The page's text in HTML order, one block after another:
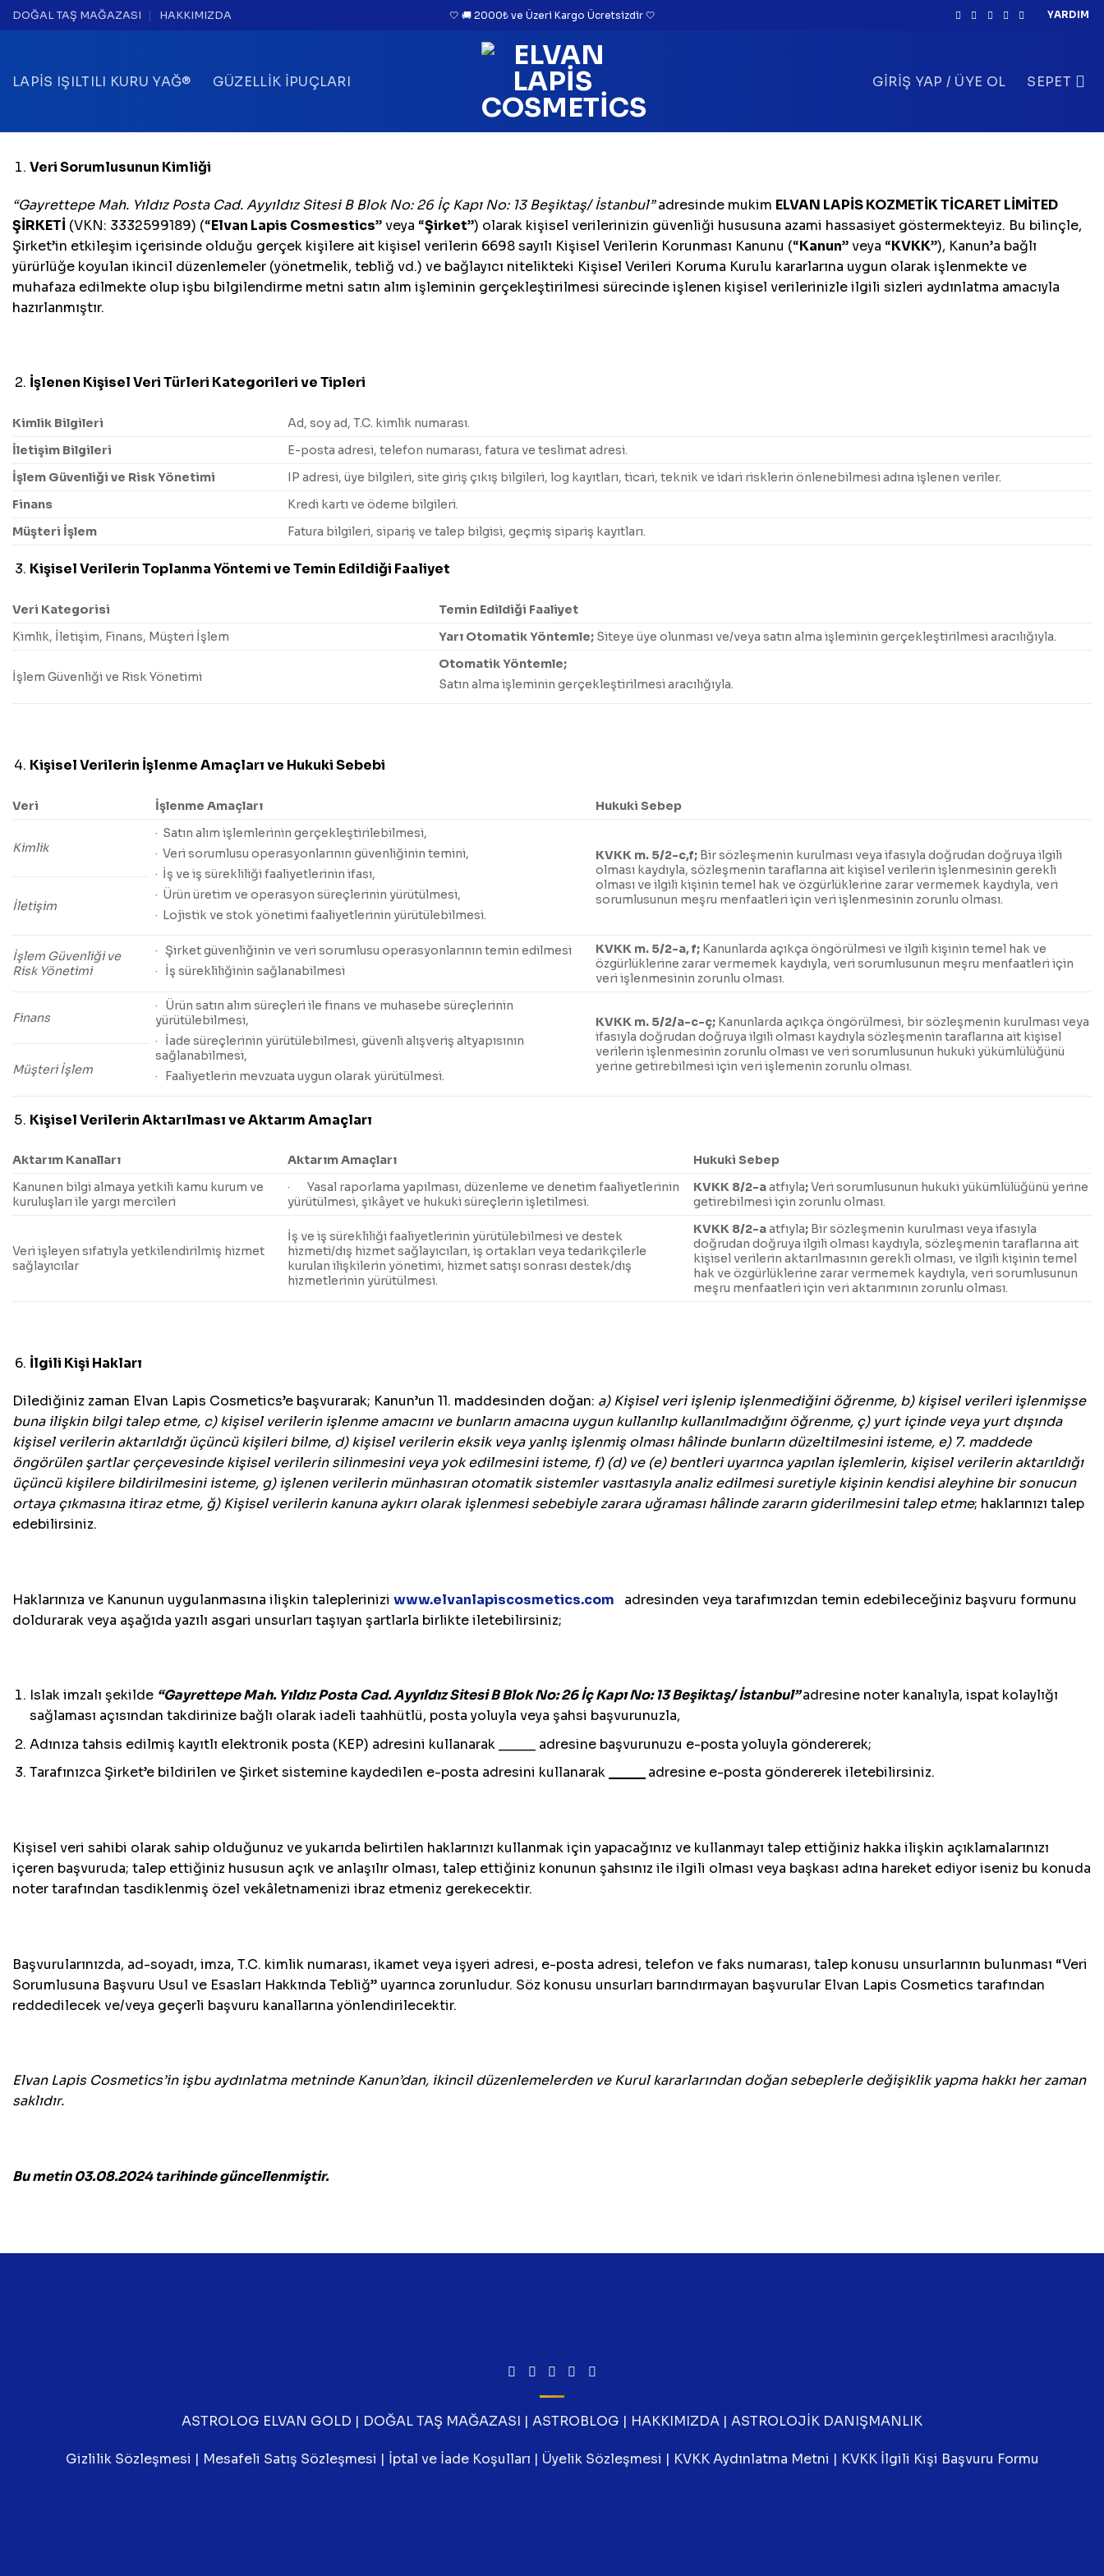
İçeriğe
atla
DOĞAL TAŞ MAĞAZASI HAKKIMIZDA 🤍 🚚 2000₺ ve Üzeri Kargo Ücretsizdir 🤍 YARDIM
LAPIS IŞILTILI KURU YAĞ® GÜZELLIK İPUÇLARI GIRIŞ YAP / ÜYE OL SEPET
Veri Sorumlusunun Kimliği
“Gayrettepe Mah. Yıldız Posta Cad. Ayyıldız Sitesi B Blok No: 26 İç Kapı No: 13 Beşiktaş/ İstanbul”adresinde mukim ELVAN LAPİS KOZMETİK TİCARET LİMİTED
ŞİRKETİ (VKN: 3332599189) (“Elvan Lapis Cosmestics” veya “Şirket”) olarak kişisel verilerinizin güvenliği hususuna azami hassasiyet göstermekteyiz. Bu bilinçle,
Şirket’in etkileşim içerisinde olduğu gerçek kişilere ait kişisel verilerin 6698 sayılı Kişisel Verilerin Korunması Kanunu (“Kanun” veya “KVKK”), Kanun’a bağlı
yürürlüğe koyulan ikincil düzenlemeler (yönetmelik, tebliğ vd.) ve bağlayıcı nitelikteki Kişisel Verileri Koruma Kurulu kararlarına uygun olarak işlenmekte ve
muhafaza edilmekte olup işbu bilgilendirme metni satın alım işleminin gerçekleştirilmesi sürecinde işlenen kişisel verilerinizle ilgili sizleri aydınlatma amacıyla
hazırlanmıştır.
İşlenen Kişisel Veri Türleri Kategorileri ve Tipleri
Kimlik Bilgileri
Ad, soy ad, T.C. kimlik numarası.
İletişim Bilgileri
E-posta adresi, telefon numarası, fatura ve teslimat adresi.
İşlem Güvenliği ve Risk Yönetimi
IP adresi, üye bilgileri, site giriş çıkış bilgileri, log kayıtları, ticari, teknik ve idari risklerin önlenebilmesi adına işlenen veriler.
Finans
Kredi kartı ve ödeme bilgileri.
Müşteri İşlem
Fatura bilgileri, sipariş ve talep bilgisi, geçmiş sipariş kayıtları.
Kişisel Verilerin Toplanma Yöntemi ve Temin Edildiği Faaliyet
Veri Kategorisi
Temin Edildiği Faaliyet
Kimlik, İletişim, Finans, Müşteri İşlem
Yarı Otomatik Yöntemle; Siteye üye olunması ve/veya satın alma işleminin gerçekleştirilmesi aracılığıyla.
İşlem Güvenliği ve Risk Yönetimi
Otomatik Yöntemle;
Satın alma işleminin gerçekleştirilmesi aracılığıyla.
Kişisel Verilerin İşlenme Amaçlarıve Hukuki Sebebi
Veri İşlenme Amaçları Hukuki Sebep
Kimlik
· Satın alım işlemlerinin gerçekleştirilebilmesi,
· Veri sorumlusu operasyonlarının güvenliğinin temini,
· İş ve iş sürekliliği faaliyetlerinin ifası,
· Ürün üretim ve operasyon süreçlerinin yürütülmesi,
· Lojistik ve stok yönetimi faaliyetlerinin yürütülebilmesi.
KVKK m. 5/2-c,f; Bir sözleşmenin kurulması veya ifasıyla doğrudan doğruya ilgili
olması kaydıyla, sözleşmenin taraflarına ait kişisel verilerin işlenmesinin gerekli
olması ve ilgili kişinin temel hak ve özgürlüklerine zarar vermemek kaydıyla, veri
sorumlusunun meşru menfaatleri için veri işlenmesinin zorunlu olması.
İletişim
İşlem Güvenliği ve
Risk Yönetimi
· Şirket güvenliğinin ve veri sorumlusu operasyonlarının temin edilmesi
· İş sürekliliğinin sağlanabilmesi
KVKK m. 5/2-a, f; Kanunlarda açıkça öngörülmesi ve ilgili kişinin temel hak ve
özgürlüklerine zarar vermemek kaydıyla, veri sorumlusunun meşru menfaatleri için
veri işlenmesinin zorunlu olması.
Finans
· Ürün satın alım süreçleri ile finans ve muhasebe süreçlerinin
yürütülebilmesi,
· İade süreçlerinin yürütülebilmesi, güvenli alışveriş altyapısının
sağlanabilmesi,
· Faaliyetlerin mevzuata uygun olarak yürütülmesi.
KVKK m. 5/2/a-c-ç; Kanunlarda açıkça öngörülmesi, bir sözleşmenin kurulması veya
ifasıyla doğrudan doğruya ilgili olması kaydıyla sözleşmenin taraflarına ait kişisel
verilerin işlenmesinin zorunlu olması ve veri sorumlusunun hukuki yükümlülüğünü
yerine getirebilmesi için veri işlemenin zorunlu olması.
Müşteri İşlem
Kişisel Verilerin Aktarılması ve Aktarım Amaçları
Aktarım Kanalları Aktarım Amaçları
Hukuki Sebep
Kanunen bilgi almaya yetkili kamu kurum ve
kuruluşları ile yargı mercileri
· Yasal raporlama yapılması, düzenleme ve denetim faaliyetlerinin
yürütülmesi, şikâyet ve hukuki süreçlerin işletilmesi.
KVKK 8/2-aatfıyla;Veri sorumlusunun hukuki yükümlülüğünü yerine
getirebilmesi için zorunlu olması.
Veri işleyen sıfatıyla yetkilendirilmiş hizmet
sağlayıcılar
İş ve iş sürekliliği faaliyetlerinin yürütülebilmesi ve destek
hizmeti/dış hizmet sağlayıcıları, iş ortakları veya tedarikçilerle
kurulan ilişkilerin yönetimi, hizmet satışı sonrası destek/dış
hizmetlerinin yürütülmesi.
KVKK 8/2-aatfıyla; Bir sözleşmenin kurulması veya ifasıyla
doğrudan doğruya ilgili olması kaydıyla, sözleşmenin taraflarına ait
kişisel verilerin aktarılmasının gerekli olması, ve ilgili kişinin temel
hak ve özgürlüklerine zarar vermemek kaydıyla, veri sorumlusunun
meşru menfaatleri için veri aktarımının zorunlu olması.
İlgili Kişi Hakları
Dilediğiniz zaman Elvan Lapis Cosmetics’e başvurarak; Kanun’un 11. maddesinden doğan: a) Kişisel veri işlenip işlenmediğini öğrenme, b) kişisel verileri işlenmişse
buna ilişkin bilgi talep etme, c) kişisel verilerin işlenme amacını ve bunların amacına uygun kullanılıp kullanılmadığını öğrenme, ç) yurt içinde veya yurt dışında
kişisel verilerin aktarıldığı üçüncü kişileri bilme, d) kişisel verilerin eksik veya yanlış işlenmiş olması hâlinde bunların düzeltilmesini isteme, e) 7. maddede
öngörülen şartlar çerçevesinde kişisel verilerin silinmesini veya yok edilmesini isteme, f) (d) ve (e) bentleri uyarınca yapılan işlemlerin, kişisel verilerin aktarıldığı
üçüncü kişilere bildirilmesini isteme, g) işlenen verilerin münhasıran otomatik sistemler vasıtasıyla analiz edilmesi suretiyle kişinin kendisi aleyhine bir sonucun
ortaya çıkmasına itiraz etme, ğ) Kişisel verilerin kanuna aykırı olarak işlenmesi sebebiyle zarara uğraması hâlinde zararın giderilmesini talep etme; haklarınızı talep
edebilirsiniz.
Haklarınıza ve Kanunun uygulanmasına ilişkin taleplerinizi www.elvanlapiscosmetics.com adresinden veya tarafımızdan temin edebileceğiniz başvuru formunu
doldurarak veya aşağıda yazılı asgari unsurları taşıyan şartlarla birlikte iletebilirsiniz;
Islak imzalı şekilde “Gayrettepe Mah. Yıldız Posta Cad. Ayyıldız Sitesi B Blok No: 26 İç Kapı No: 13 Beşiktaş/ İstanbul”adresine noter kanalıyla, ispat kolaylığı
sağlaması açısından takdirinize bağlı olarak iadeli taahhütlü, posta yoluyla veya şahsi başvurunuzla,
Adınıza tahsis edilmiş kayıtlı elektronik posta (KEP) adresini kullanarak _____ adresine başvurunuzu e-posta yoluyla göndererek;
Tarafınızca Şirket’e bildirilen ve Şirket sistemine kaydedilen e-posta adresini kullanarak_____adresine e-posta göndererek iletebilirsiniz.
Kişisel veri sahibi olarak sahip olduğunuz ve yukarıda belirtilen haklarınızı kullanmak için yapacağınız ve kullanmayı talep ettiğiniz hakka ilişkin açıklamalarınızı
içeren başvuruda; talep ettiğiniz hususun açık ve anlaşılır olması, talep ettiğiniz konunun şahsınız ile ilgili olması veya başkası adına hareket ediyor iseniz bu konuda
noter tarafından tasdiklenmiş özel vekâletnamenizi ibraz etmeniz gerekecektir.
Başvurularınızda, ad-soyadı, imza, T.C. kimlik numarası, ikamet veya işyeri adresi, e-posta adresi, telefon ve faks numarası, talep konusu unsurlarının bulunması “Veri
Sorumlusuna Başvuru Usul ve Esasları Hakkında Tebliğ” uyarınca zorunludur. Söz konusu unsurları barındırmayan başvurular Elvan Lapis Cosmetics tarafından
reddedilecek ve/veya geçerli başvuru kanallarına yönlendirilecektir.
Elvan Lapis Cosmetics’inişbu aydınlatma metninde Kanun’dan, ikincil düzenlemelerden ve Kurul kararlarından doğan sebeplerle değişiklik yapma hakkı her zaman
saklıdır.
Bu metin 03.08.2024 tarihinde güncellenmiştir.
ASTROLOG ELVAN GOLD | DOĞAL TAŞ MAĞAZASI | ASTROBLOG | HAKKIMIZDA | ASTROLOJİK DANIŞMANLIK
Gizlilik Sözleşmesi | Mesafeli Satış Sözleşmesi | İptal ve İade Koşulları | Üyelik Sözleşmesi | KVKK Aydınlatma Metni | KVKK İlgili Kişi Başvuru Formu